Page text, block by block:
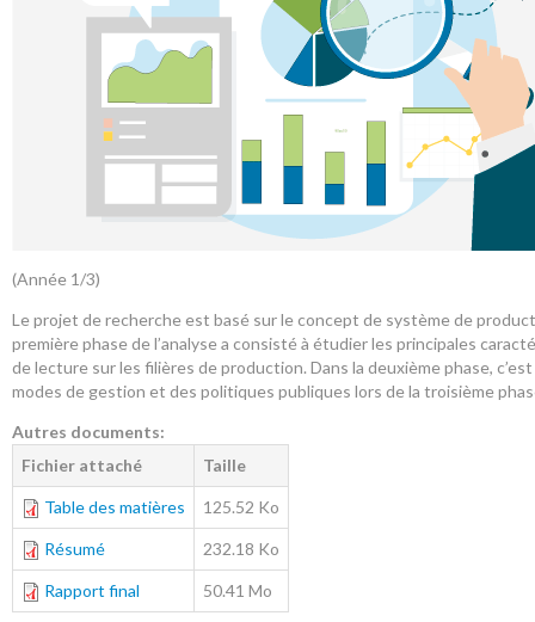
(Année 1/3)
Le projet de recherche est basé sur le concept de système de
première phase de l’analyse a consisté à étudier les principales
de lecture sur les filières de production. Dans la deuxième phase,
modes de gestion et des politiques publiques lors de la troisième
Autres documents:
Fichier attaché
Taille
Table des matières 125.52 Ko
Résumé 232.18 Ko
Rapport final 50.41 Mo